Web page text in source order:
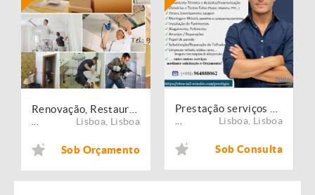
Lisboa Lisboa
Sob Orçamento
Lisboa Lisboa
Sob Consulta